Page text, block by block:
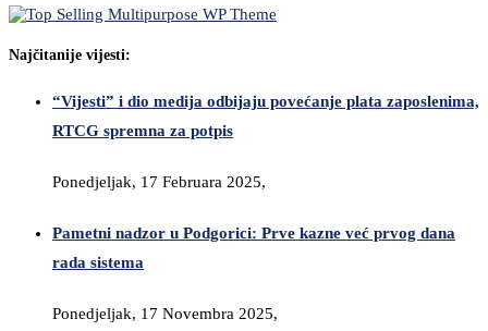
Najčitanije vijesti:
“Vijesti” i dio medija odbijaju povećanje plata zaposlenima,
RTCG spremna za potpis
Ponedjeljak, 17 Februara 2025,
Pametni nadzor u Podgorici: Prve kazne već prvog dana
rada sistema
Ponedjeljak, 17 Novembra 2025,